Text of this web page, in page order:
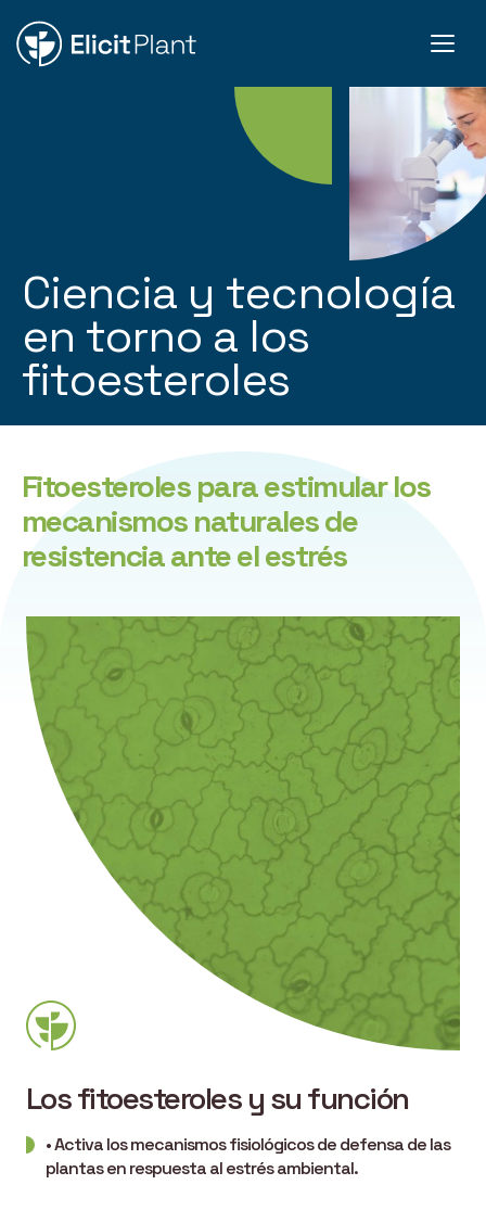
Ciencia y tecnología
en torno a los
fitoesteroles
Fitoesteroles para estimular los
mecanismos naturales de
resistencia ante el estrés
Los fitoesteroles y su función
• Activa los mecanismos fisiológicos de defensa de las
plantas en respuesta al estrés ambiental.